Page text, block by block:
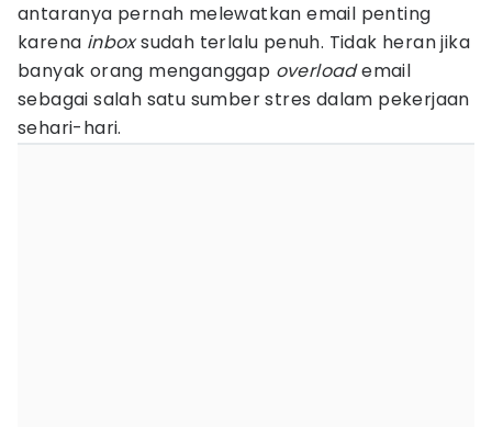
antaranya pernah melewatkan email penting
karena inboxsudah terlalu penuh. Tidak heran jika
banyak orang menganggap overloademail
sebagai salah satu sumber stres dalam pekerjaan
sehari-hari.